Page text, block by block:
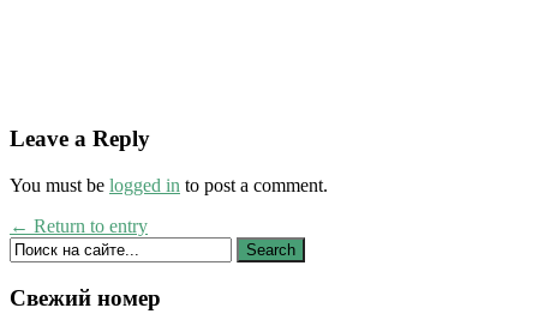
Leave a Reply
You must be logged in to post a comment.
← Return to entry
Свежий номер